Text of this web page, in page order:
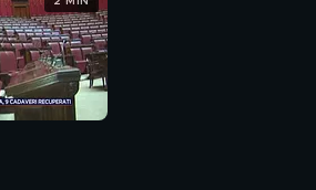
Il coprifuoco a Bari
La scuola italiana nella
seconda ondata di